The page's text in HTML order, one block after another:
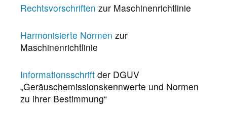
Rechtsvorschriften zur Maschinenrichtlinie
Harmonisierte Normen zur
Maschinenrichtlinie
Informationsschrift der DGUV
„Geräuschemissionskennwerte und Normen
zu ihrer Bestimmung“